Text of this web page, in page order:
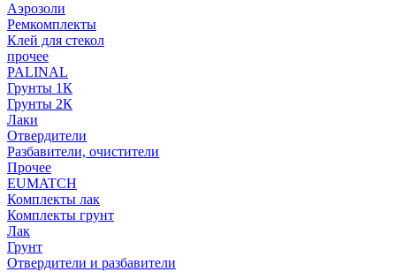
Аэрозоли
Ремкомплекты
Клей для стекол
прочее
PALINAL
Грунты 1К
Грунты 2К
Лаки
Отвердители
Разбавители, очистители
Прочее
EUMATCH
Комплекты лак
Комплекты грунт
Лак
Грунт
Отвердители и разбавители